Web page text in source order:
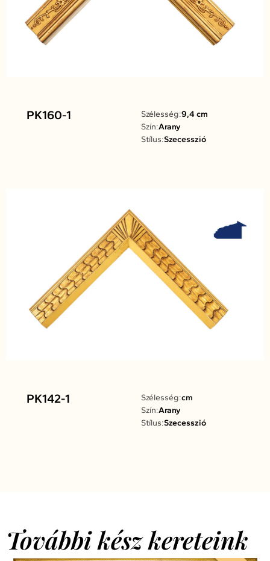
PK160-1 Szélesség:9,4 cm
Szín:Arany
Stílus:Szecesszió
PK142-1 Szélesség:cm
Szín:Arany
Stílus:Szecesszió
További kész kereteink